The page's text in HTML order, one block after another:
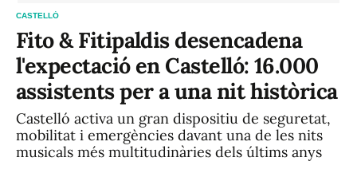
CASTELLÓ
Fito & Fitipaldis desencadena
l'expectació en Castelló: 16.000
assistents per a una nit històrica
Castelló activa un gran dispositiu de seguretat,
mobilitat i emergències davant una de les nits
musicals més multitudinàries dels últims anys